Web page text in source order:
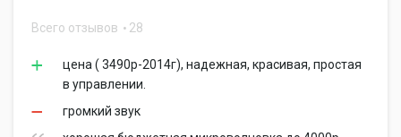
Всего отзывов 28
цена ( 3490р-2014г), надежная, красивая, простая
в управлении.
громкий звук